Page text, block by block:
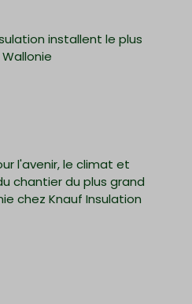
installent le plus
l'avenir, le climat et
chantier du plus grand
chez Knauf Insulation